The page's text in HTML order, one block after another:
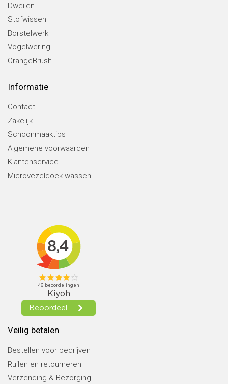
Dweilen
Stofwissen
Borstelwerk
Vogelwering
OrangeBrush
Informatie
Contact
Zakelijk
Schoonmaaktips
Algemene voorwaarden
Klantenservice
Microvezeldoek wassen
Veilig betalen
Bestellen voor bedrijven
Ruilen en retourneren
Verzending & Bezorging